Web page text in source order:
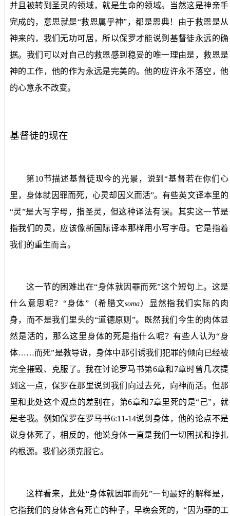
并且被转到圣灵的领域，就是生命的领域。当然这是神亲手
完成的，意思就是“救恩属乎神”，都是恩典！由于救恩是从
神来的，我们无功可居，所以保罗才能说到基督徒永远的确
据。我们可以对自己的救恩感到稳妥的唯一理由是，救恩是
神的工作，他的作为永远是完美的。他的应许永不落空，他
的心意永不改变。
基督徒的现在
第10节描述基督徒现今的光景，说到“基督若在你们心
里，身体就因罪而死，心灵却因义而活”。有些英文译本里的
“灵”是大写字母，指圣灵，但这种译法有误。其实这一节是
指我们的灵，应该像新国际译本那样用小写字母。它是指着
我们的重生而言。
这一节的困难出在“身体就因罪而死”这个短句上。这是
什么意思呢？“身体”（希腊文soma）显然指我们实际的肉
身，而不是我们里头的“道德原则”。既然我们今生的肉体显
然是活的，那么这里身体的死是指什么呢？有些人认为“身
体……而死”是教导说，身体中那引诱我们犯罪的倾向已经被
完全摧毁、克服了。我在讨论罗马书第6章和 7章时曾几次提
到这一点，保罗在那里说到我们向过去死，向神而活。但那
里和此处这个观点的差别在，第6章和 7章里死的是“己”，就
是老我。例如保罗在罗马书6:11-14说到身体，他的论点不是
说身体死了，相反的，他说身体一直是我们一切困扰和挣扎
的根源。我们必须克服它。
这样看来，此处“身体就因罪而死”一句最好的解释是，
它指我们的身体含有死亡的种子，早晚会死的，“因为罪的工